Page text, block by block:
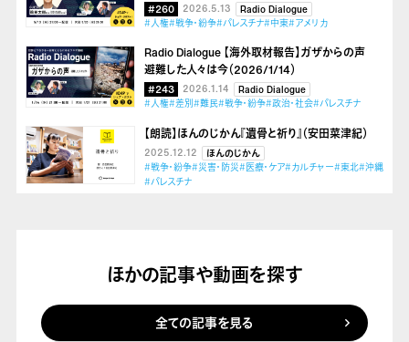
#260 2026.5.13
Radio Dialogue
#人権#戦争・紛争#パレスチナ#中東#アメリカ
Radio Dialogue 【海外取材報告】ガザからの声
避難した人々は今（2026/1/14）
#243 2026.1.14
Radio Dialogue
#人権#差別#難民#戦争・紛争#政治・社会#パレスチナ
【朗読】ほんのじかん『遺骨と祈り』（安田菜津紀）
2025.12.12
ほんのじかん
#戦争・紛争#災害・防災#医療・ケア#カルチャー#東北#沖縄
#パレスチナ
ほかの記事や動画を探す
全ての記事を見る